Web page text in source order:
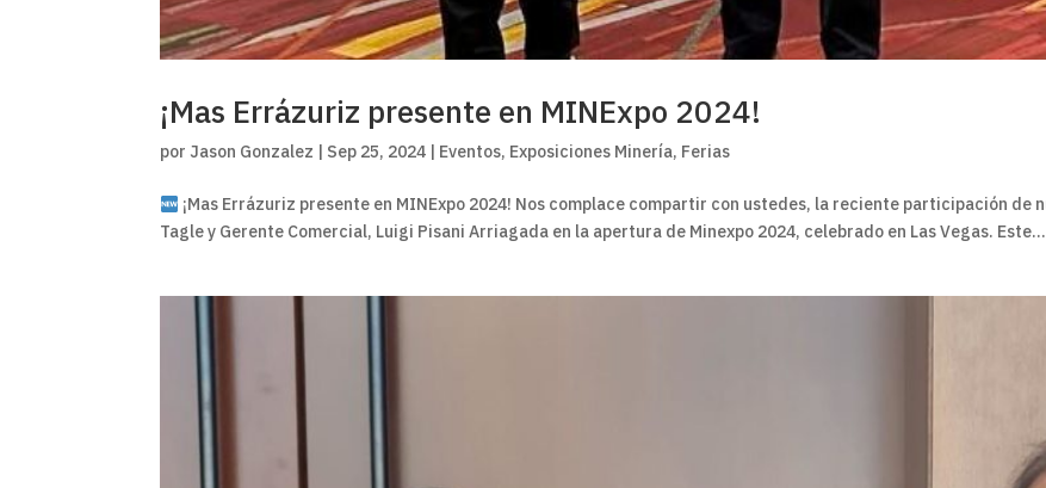
¡Mas Errázuriz presente en MINExpo 2024!
por Jason Gonzalez | Sep 25, 2024 | Eventos, Exposiciones Minería, Ferias
¡Mas Errázuriz presente en MINExpo 2024! Nos complace compartir con ustedes, la reciente participación de
Tagle y Gerente Comercial, Luigi Pisani Arriagada en la apertura de Minexpo 2024, celebrado en Las Vegas. Este...